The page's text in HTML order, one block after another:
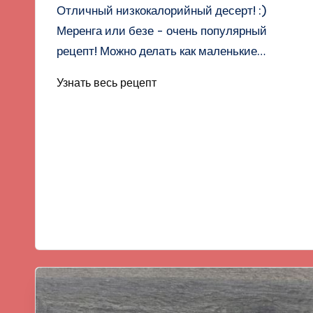
Отличный низкокалорийный десерт! :)
Меренга или безе - очень популярный
рецепт! Можно делать как маленькие…
Узнать весь рецепт